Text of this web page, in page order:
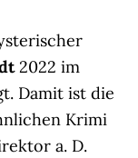
2022 im
Damit ist die
Krimi
a. D.